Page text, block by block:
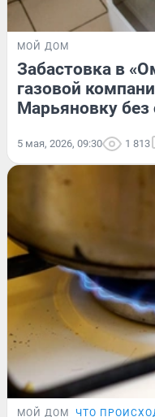
МОЙ ДОМ
Забастовка в
газовой
Марьяновку
5 мая, 2026, 09:30 1 813
МОЙ ДОМ ЧТО